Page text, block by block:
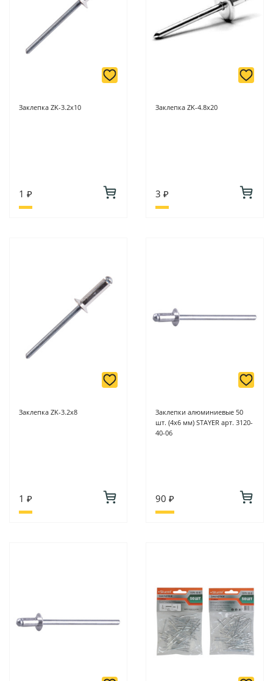
Заклепка ZK-3.2х10
1 ₽
Заклепка ZK-4.8х20
3 ₽
Заклепка ZK-3.2х8
1 ₽
Заклепки алюминиевые 50
шт. (4х6 мм) STAYER арт. 3120-
40-06
90 ₽